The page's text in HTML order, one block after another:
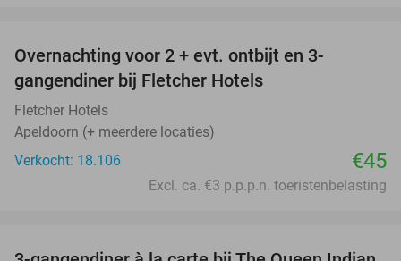
Overnachting voor 2 + evt. ontbijt en 3-
gangendiner bij Fletcher Hotels
Fletcher Hotels
Apeldoorn (+ meerdere locaties)
Verkocht: 18.106
€45
Excl. ca. €3 p.p.p.n. toeristenbelasting